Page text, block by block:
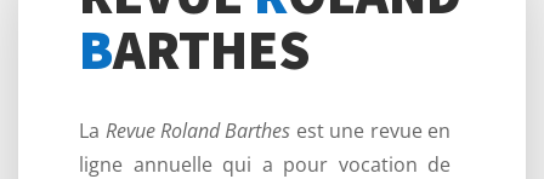
BARTHES
La Revue Roland Barthes est une revue en
ligne annuelle qui a pour vocation de